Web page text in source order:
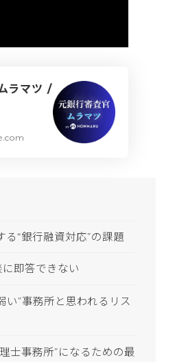
ラマツ /
る“銀行融資対応”の課題
に即答できない
い”事務所と思われるリス
士事務所”になるための最